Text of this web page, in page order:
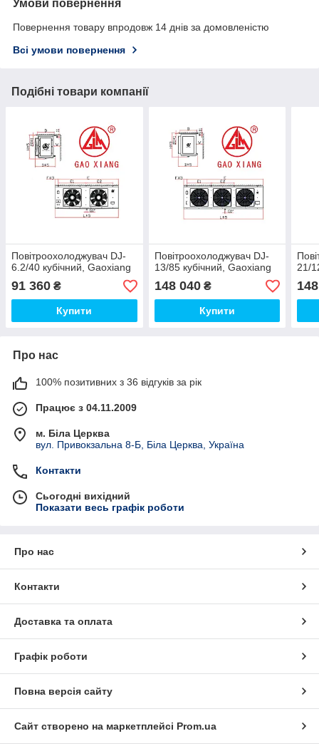
Умови повернення
Повернення товару впродовж 14 днів за домовленістю
Всі умови повернення
Подібні товари компанії
Повітроохолоджувач DJ-
6.2/40 кубічний, Gaoxiang
91 360 ₴
Купити
Повітроохолоджувач DJ-
13/85 кубічний, Gaoxiang
148 040₴
Купити
21/
Про нас
100% позитивних з 36 відгуків за рік
Працює з 04.11.2009
м. Біла Церква
вул. Привокзальна 8-Б, Біла Церква, Україна
Контакти
Сьогодні вихідний
Показати весь графік роботи
Про нас
Контакти
Доставка та оплата
Графік роботи
Повна версія сайту
Сайт створено на маркетплейсі Prom.ua